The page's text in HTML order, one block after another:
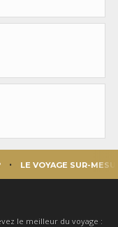
LE VOYAGE SUR-
le meilleur du voyage :